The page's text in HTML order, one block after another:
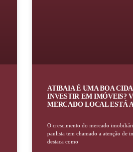
ATIBAIA É UMA BOA
INVESTIR EM IMÓVEIS?
MERCADO LOCAL ESTÁ
O crescimento do mercado
paulista tem chamado a atenção de
destaca como